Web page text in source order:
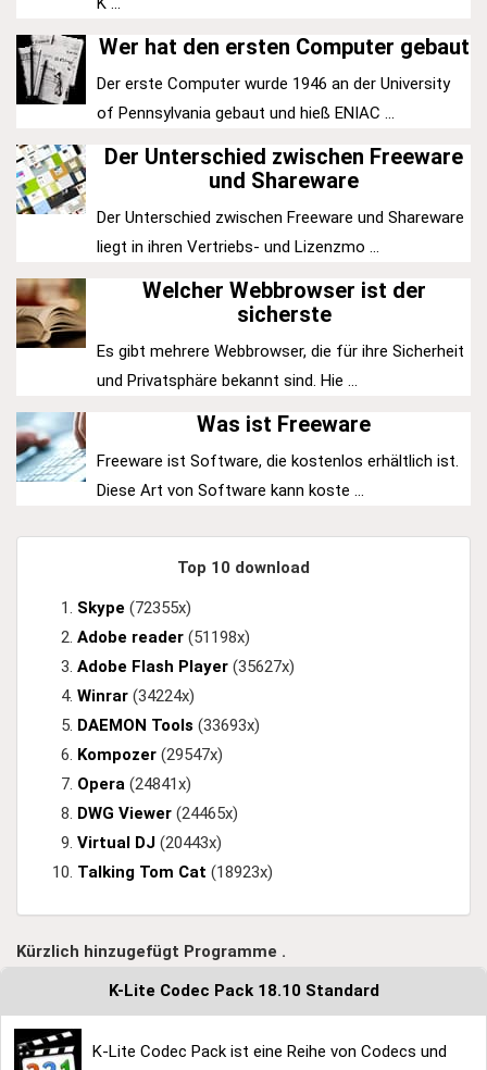
Wer hat den ersten Computer gebaut
Der erste Computer wurde 1946 an der University
of Pennsylvania gebaut und hieß ENIAC ...
Der Unterschied zwischen Freeware
und Shareware
Der Unterschied zwischen Freeware und Shareware
liegt in ihren Vertriebs- und Lizenzmo ...
Welcher Webbrowser ist der
sicherste
Es gibt mehrere Webbrowser, die für ihre Sicherheit
und Privatsphäre bekannt sind. Hie ...
Was ist Freeware
Freeware ist Software, die kostenlos erhältlich ist.
Diese Art von Software kann koste ...
Top 10 download
Skype (72355x)
Adobe reader (51198x)
Adobe Flash Player (35627x)
Winrar (34224x)
DAEMON Tools (33693x)
Kompozer (29547x)
Opera (24841x)
DWG Viewer (24465x)
Virtual DJ (20443x)
Talking Tom Cat (18923x)
Kürzlich hinzugefügt Programme .
K-Lite Codec Pack 18.10 Standard
K-Lite Codec Pack ist eine Reihe von Codecs und